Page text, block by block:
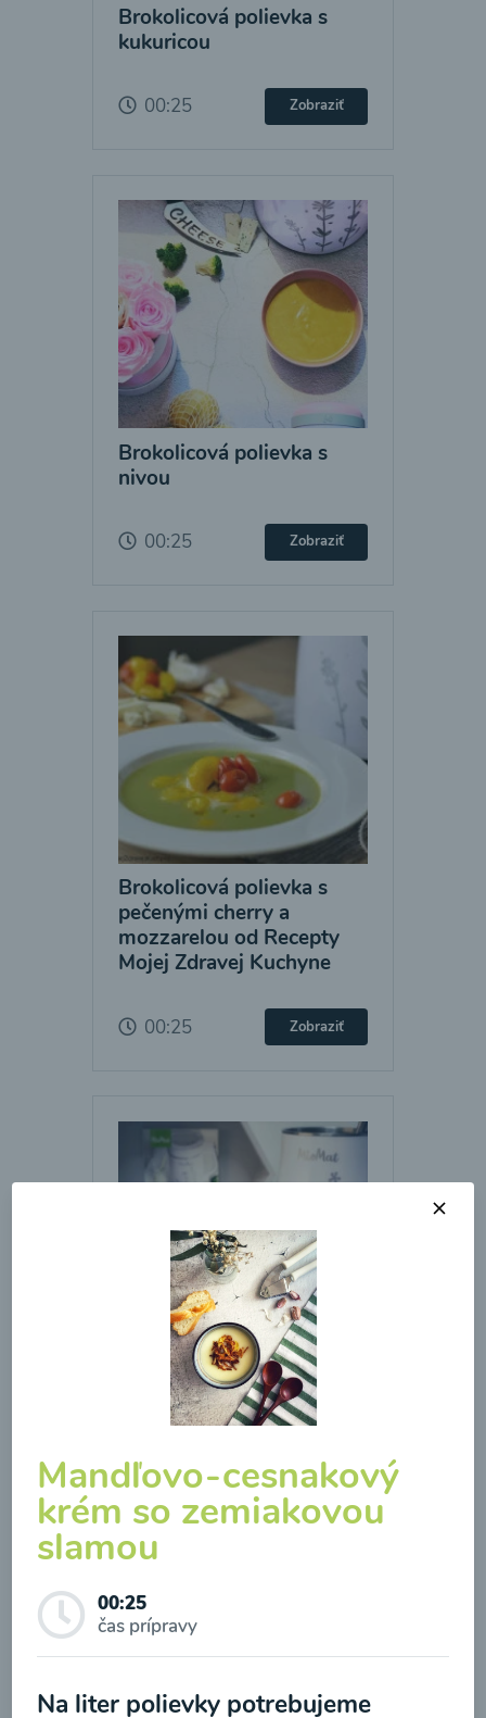
Brokolicová polievka s
kukuricou
00:25 Zobraziť
Brokolicová polievka s
nivou
00:25 Zobraziť
Brokolicová polievka s
pečenými cherry a
mozzarelou od Recepty
Mojej Zdravej Kuchyne
00:25 Zobraziť
Brokolicová polievka so
syrom
Zobraziť
Mandľovo-cesnakový
krém so zemiakovou
slamou
00:25
čas prípravy
Na liter polievky potrebujeme
Odber noviniek a akcií
Odoslaním registrácie na Newsletter súhlasím so
spracovaním osobných údajov pre účely